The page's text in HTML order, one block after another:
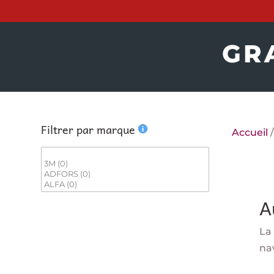
Filtrer par marque Accueil